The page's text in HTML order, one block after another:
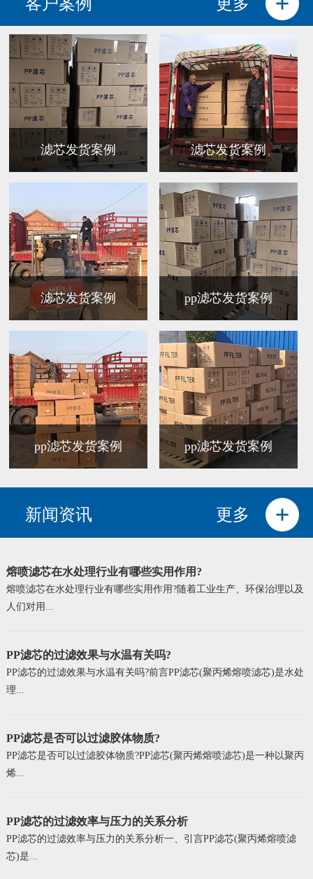
滤芯发货案例 滤芯发货案例
滤芯发货案例 pp滤芯发货案例
pp滤芯发货案例 pp滤芯发货案例
新闻资讯 更多
熔喷滤芯在水处理行业有哪些实用作用?
熔喷滤芯在水处理行业有哪些实用作用?随着工业生产、环保治理以及
人们对用...
PP滤芯的过滤效果与水温有关吗?
PP滤芯的过滤效果与水温有关吗?前言PP滤芯(聚丙烯熔喷滤芯)是水处
理...
PP滤芯是否可以过滤胶体物质?
PP滤芯是否可以过滤胶体物质?PP滤芯(聚丙烯熔喷滤芯)是一种以聚丙
烯...
PP滤芯的过滤效率与压力的关系分析
PP滤芯的过滤效率与压力的关系分析一、引言PP滤芯(聚丙烯熔喷滤
芯)是...